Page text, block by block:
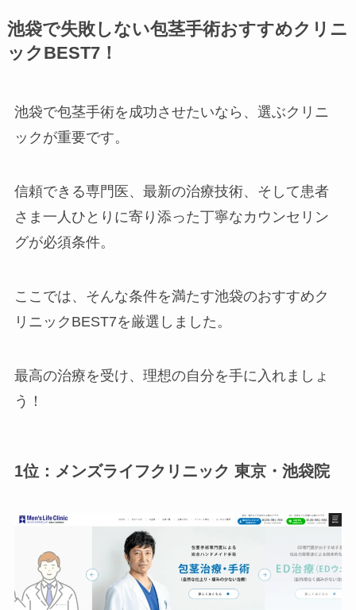
池袋で失敗しない包茎手術おすすめクリニ
ックBEST7！
池袋で包茎手術を成功させたいなら、選ぶクリニ
ックが重要です。
信頼できる専門医、最新の治療技術、そして患者
さま一人ひとりに寄り添った丁寧なカウンセリン
グが必須条件。
ここでは、そんな条件を満たす池袋のおすすめク
リニックBEST7を厳選しました。
最高の治療を受け、理想の自分を手に入れましょ
う！
1位：メンズライフクリニック 東京・池袋院